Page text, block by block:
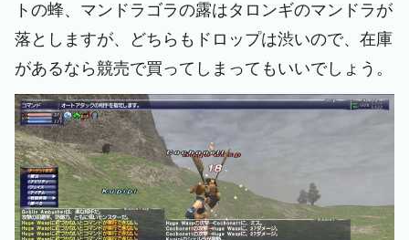
トの蜂、マンドラゴラの露はタロンギのマンドラが
落としますが、どちらもドロップは渋いので、在庫
があるなら競売で買ってしまってもいいでしょう。